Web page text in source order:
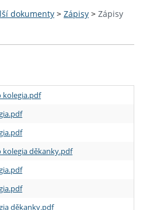
dokumenty > Zápisy > Zápisy
kolegia.pdf
kolegia děkanky.pdf
děkanky.pdf